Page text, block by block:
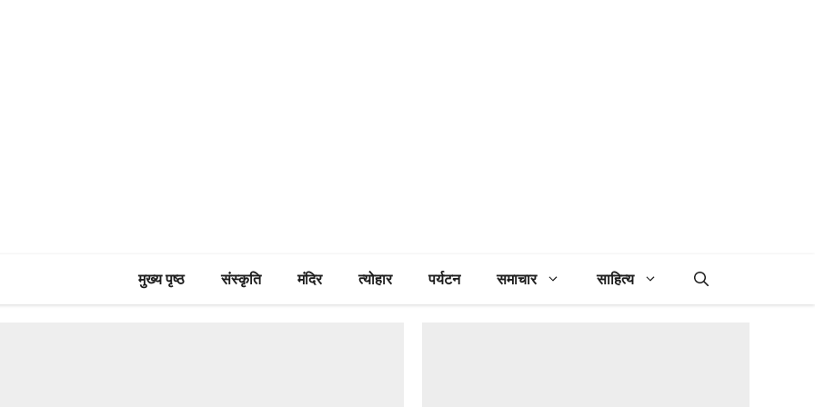
मुख्य पृष्ठ संस्कृति मंदिर त्योहार पर्यटन समाचार साहित्य